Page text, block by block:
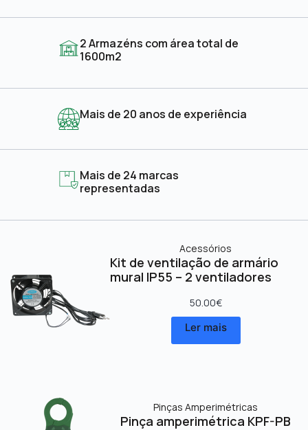
2 Armazéns com área total de
1600m2
Mais de 20 anos de experiência
Mais de 24 marcas
representadas
Acessórios
Kit de ventilação de armário
mural IP55 – 2 ventiladores
50.00€
Ler mais
Pinças Amperimétricas
Pinça amperimétrica KPF-PB